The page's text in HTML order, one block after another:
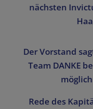
nächsten
Der Vorstand
Team DANKE
Rede des